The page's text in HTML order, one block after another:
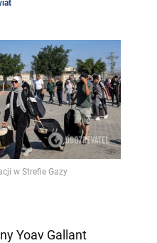
w Strefie Gazy
Yoav Gallant